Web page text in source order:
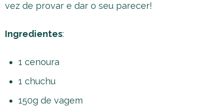
vez de provar e dar o seu parecer!
Ingredientes:
1 cenoura
1 chuchu
150g de vagem